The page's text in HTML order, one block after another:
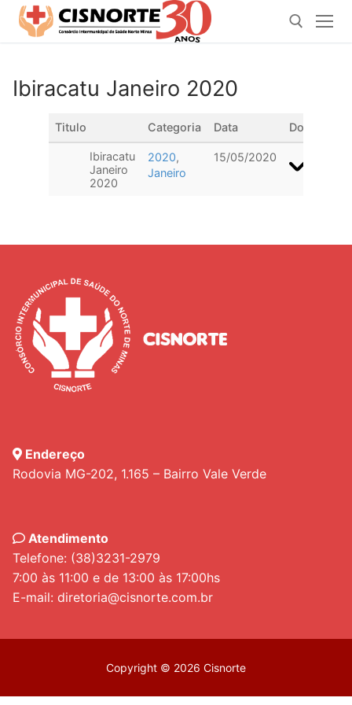
Pular
para
Pesquisar por:
Ibiracatu Janeiro 2020
Titulo Categoria Data Download
Ibiracatu
Janeiro
2020
2020,
Janeiro
15/05/2020
Endereço
Rodovia MG-202, 1.165 – Bairro Vale Verde
Atendimento
Telefone: (38)3231-2979
7:00 às 11:00 e de 13:00 às 17:00hs
E-mail: diretoria@cisnorte.com.br
Copyright © 2026 Cisnorte